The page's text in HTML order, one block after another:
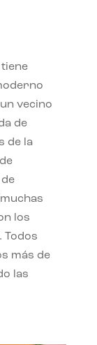
vecino
de
de la
los
Todos
más de
las